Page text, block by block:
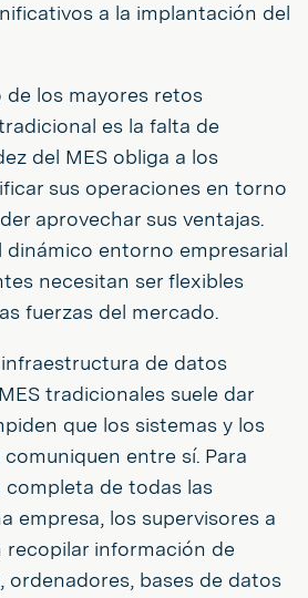
a la implantación del
de los mayores retos
es la falta de
del MES obliga a los
sus operaciones en torno
aprovechar sus ventajas.
dinámico entorno empresarial
necesitan ser flexibles
fuerzas del mercado.
de datos
tradicionales suele dar
que los sistemas y los
entre sí. Para
completa de todas las
empresa, los supervisores a
recopilar información de
ordenadores, bases de datos